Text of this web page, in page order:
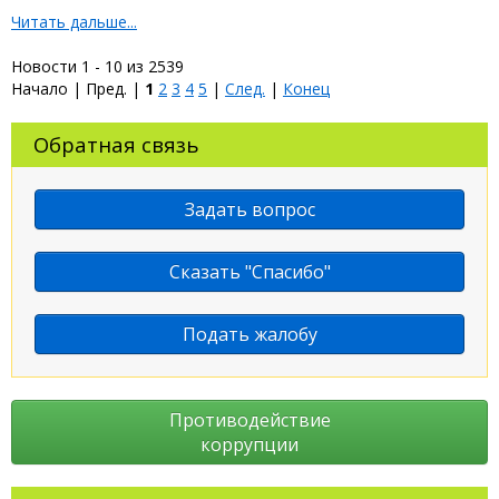
Читать дальше...
Новости 1 - 10 из 2539
Начало | Пред. | 1 2 3 4 5 | След. | Конец
Обратная связь
Задать вопрос
Сказать "Спасибо"
Подать жалобу
Противодействие
коррупции